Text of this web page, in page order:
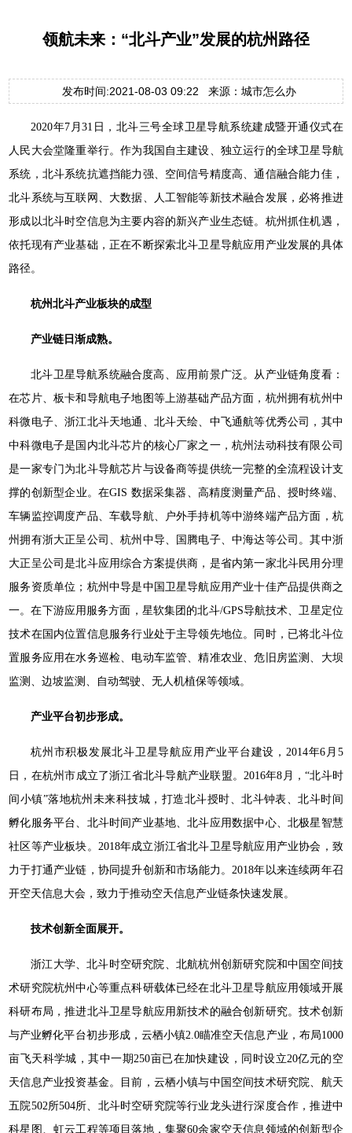
领航未来：“北斗产业”发展的杭州路径
发布时间:2021-08-03 09:22 来源：城市怎么办
2020年7月31日，北斗三号全球卫星导航系统建成暨开通仪式在
人民大会堂隆重举行。作为我国自主建设、独立运行的全球卫星导航
系统，北斗系统抗遮挡能力强、空间信号精度高、通信融合能力佳，
北斗系统与互联网、大数据、人工智能等新技术融合发展，必将推进
形成以北斗时空信息为主要内容的新兴产业生态链。杭州抓住机遇，
依托现有产业基础，正在不断探索北斗卫星导航应用产业发展的具体
路径。
杭州北斗产业板块的成型
产业链日渐成熟。
北斗卫星导航系统融合度高、应用前景广泛。从产业链角度看：
在芯片、板卡和导航电子地图等上游基础产品方面，杭州拥有杭州中
科微电子、浙江北斗天地通、北斗天绘、中飞通航等优秀公司，其中
中科微电子是国内北斗芯片的核心厂家之一，杭州法动科技有限公司
是一家专门为北斗导航芯片与设备商等提供统一完整的全流程设计支
撑的创新型企业。在GIS 数据采集器、高精度测量产品、授时终端、
车辆监控调度产品、车载导航、户外手持机等中游终端产品方面，杭
州拥有浙大正呈公司、杭州中导、国腾电子、中海达等公司。其中浙
大正呈公司是北斗应用综合方案提供商，是省内第一家北斗民用分理
服务资质单位；杭州中导是中国卫星导航应用产业十佳产品提供商之
一。在下游应用服务方面，星软集团的北斗/GPS导航技术、卫星定位
技术在国内位置信息服务行业处于主导领先地位。同时，已将北斗位
置服务应用在水务巡检、电动车监管、精准农业、危旧房监测、大坝
监测、边坡监测、自动驾驶、无人机植保等领域。
产业平台初步形成。
杭州市积极发展北斗卫星导航应用产业平台建设，2014年6月5
日，在杭州市成立了浙江省北斗导航产业联盟。2016年8月，“北斗时
间小镇”落地杭州未来科技城，打造北斗授时、北斗钟表、北斗时间
孵化服务平台、北斗时间产业基地、北斗应用数据中心、北极星智慧
社区等产业板块。2018年成立浙江省北斗卫星导航应用产业协会，致
力于打通产业链，协同提升创新和市场能力。2018年以来连续两年召
开空天信息大会，致力于推动空天信息产业链条快速发展。
技术创新全面展开。
浙江大学、北斗时空研究院、北航杭州创新研究院和中国空间技
术研究院杭州中心等重点科研载体已经在北斗卫星导航应用领域开展
科研布局，推进北斗卫星导航应用新技术的融合创新研究。技术创新
与产业孵化平台初步形成，云栖小镇2.0瞄准空天信息产业，布局1000
亩飞天科学城，其中一期250亩已在加快建设，同时设立20亿元的空
天信息产业投资基金。目前，云栖小镇与中国空间技术研究院、航天
五院502所504所、北斗时空研究院等行业龙头进行深度合作，推进中
科星图、虹云工程等项目落地，集聚60余家空天信息领域的创新型企